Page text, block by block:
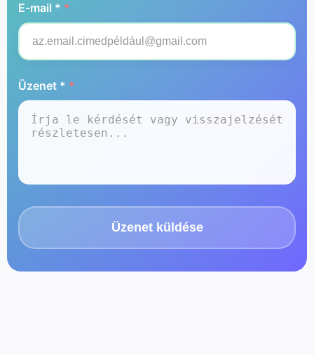
E-mail * *
Üzenet * *
Üzenet küldése